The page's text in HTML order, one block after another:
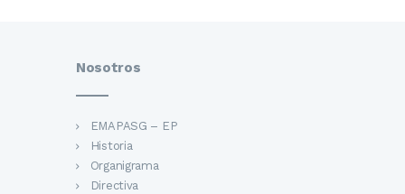
Nosotros
EMAPASG – EP
Historia
Organigrama
Directiva